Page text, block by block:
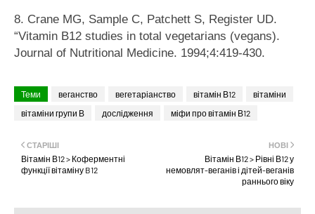
8. Crane MG, Sample C, Patchett S, Register UD.
“Vitamin B12 studies in total vegetarians (vegans).
Journal of Nutritional Medicine. 1994;4:419-430.
Теми веганство вегетаріанство вітамін В12
вітаміни
вітаміни групи В
дослідження міфи про вітамін В12
НОВІ
Вітамін В12 > Рівні В12 у
немовлят-веганів і дітей-веганів
раннього віку
СТАРІШІ
Вітамін В12 > Коферментні
функції вітаміну B12